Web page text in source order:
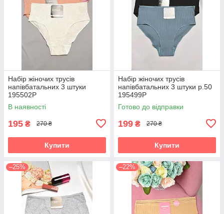
Набір жіночих трусів
напівбатальних 3 штуки
195502P
В наявності
195 ₴ 270 ₴
Купити
Набір жіночих трусів
напівбатальних 3 штуки р.50
195499P
Готово до відправки
199 ₴ 270 ₴
Купити
–25% –22%